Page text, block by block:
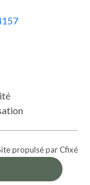
propulsé parCfixé